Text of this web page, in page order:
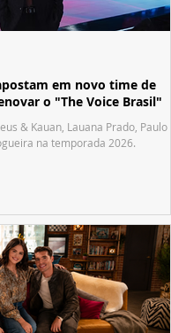
em novo time de
o "The Voice Brasil"
& Kauan, Lauana Prado, Paulo
na temporada 2026.